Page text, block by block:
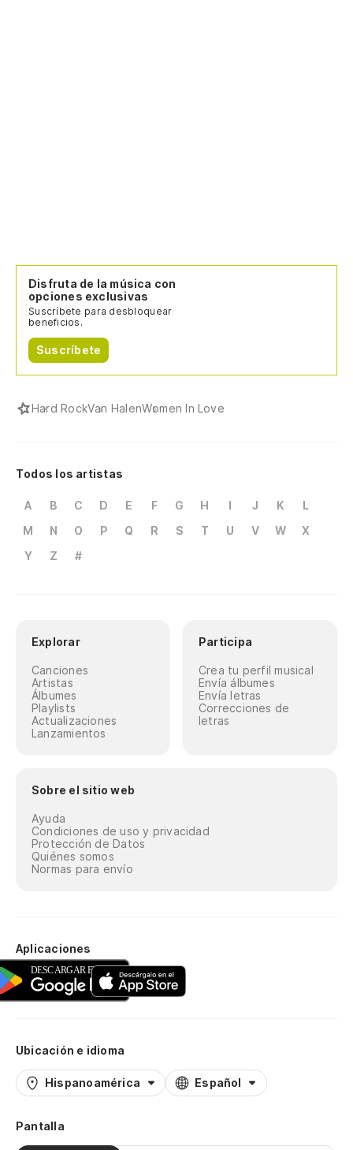
Disfruta de la música con
opciones exclusivas
Suscríbete para desbloquear
beneficios.
Suscríbete
Hard RockVan HalenWomen In Love
Todos los artistas
A B C D E F G H I J K
L
M
N O P Q R S T U V W
X
Y
Z #
Explorar
Canciones
Artistas
Álbumes
Playlists
Actualizaciones
Lanzamientos
Participa
Crea tu perfil musical
Envía álbumes
Envía letras
Correcciones de
letras
Sobre el sitio web
Ayuda
Condiciones de uso y privacidad
Protección de Datos
Quiénes somos
Normas para envío
Aplicaciones
Ubicación e idioma
Hispanoamérica Español
Pantalla